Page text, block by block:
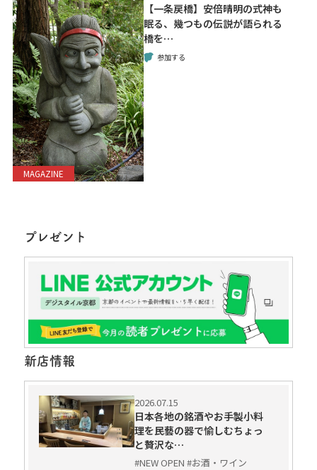
MAGAZINE
【一条戻橋】安倍晴明の式神も
眠る、幾つもの伝説が語られる
橋を…
参加する
プレゼント
新店情報
2026.07.15
日本各地の銘酒やお手製小料
理を民藝の器で愉しむちょっ
と贅沢な…
#NEW OPEN #お酒・ワイン